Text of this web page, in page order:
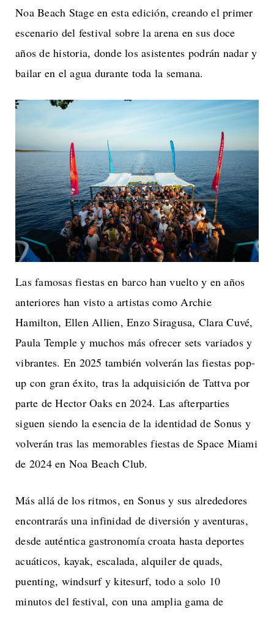
Noa Beach Stage en esta edición, creando el primer
escenario del festival sobre la arena en sus doce
años de historia, donde los asistentes podrán nadar y
bailar en el agua durante toda la semana.
Las famosas fiestas en barco han vuelto y en años
anteriores han visto a artistas como Archie
Hamilton, Ellen Allien, Enzo Siragusa, Clara Cuvé,
Paula Temple y muchos más ofrecer sets variados y
vibrantes. En 2025 también volverán las fiestas pop-
up con gran éxito, tras la adquisición de Tattva por
parte de Hector Oaks en 2024. Las afterparties
siguen siendo la esencia de la identidad de Sonus y
volverán tras las memorables fiestas de Space Miami
de 2024 en Noa Beach Club.
Más allá de los ritmos, en Sonus y sus alrededores
encontrarás una infinidad de diversión y aventuras,
desde auténtica gastronomía croata hasta deportes
acuáticos, kayak, escalada, alquiler de quads,
puenting, windsurf y kitesurf, todo a solo 10
minutos del festival, con una amplia gama de